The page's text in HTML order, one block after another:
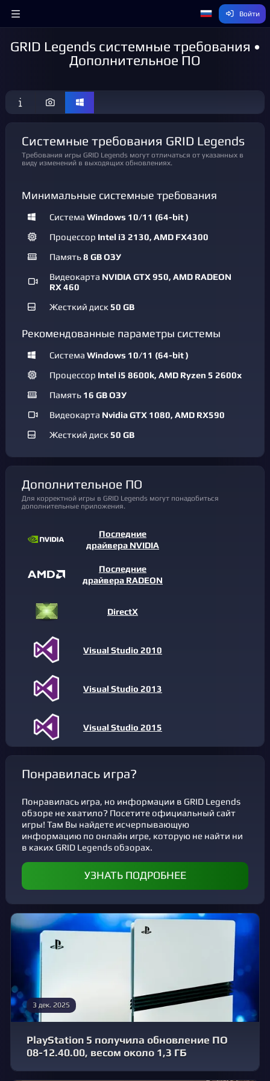
Войти
GRID Legends системные требования •
Дополнительное ПО
Системные требования GRID Legends
Требования игры GRID Legends могут отличаться от указанных в
виду изменений в выходящих обновлениях.
Минимальные системные требования
Система Windows 10/11 (64-bit )
Процессор Intel i3 2130, AMD FX4300
Память8 GB ОЗУ
Видеокарта NVIDIA GTX 950, AMD RADEON
RX 460
Жесткий диск 50 GB
Рекомендованные параметры системы
Система Windows 10/11 (64-bit )
Процессор Intel i5 8600k, AMD Ryzen 5 2600x
Память 16 GB ОЗУ
Видеокарта Nvidia GTX 1080, AMD RX590
Жесткий диск 50 GB
Дополнительное ПО
Для корректной игры в GRID Legends могут понадобиться
дополнительные приложения.
Последние
драйвера NVIDIA
Последние
драйвера RADEON
DirectX
Visual Studio 2010
Visual Studio 2013
Visual Studio 2015
Понравилась игра?
Понравилась игра, но информации в GRID Legends
обзоре не хватило? Посетите официальный сайт
игры! Там Вы найдете исчерпывающую
информацию по онлайн игре, которую не найти ни
в каких GRID Legends обзорах.
УЗНАТЬ ПОДРОБНЕЕ
3 дек. 2025
PlayStation 5 получила обновление ПО
08-12.40.00, весом около 1,3 ГБ